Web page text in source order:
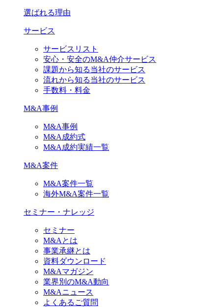
選ばれる理由
サービス
サービスリスト
安心・安全のM&A仲介サービス
課題から知る当社のサービス
流れから知る当社のサービス
手数料・料金
M&A事例
M&A事例
M&A成約式
M&A成約実績一覧
M&A案件
M&A案件一覧
海外M&A案件一覧
セミナー・ナレッジ
セミナー
M&Aとは
事業承継とは
資料ダウンロード
M&Aマガジン
業界別のM&A動向
M&Aニュース
よくあるご質問